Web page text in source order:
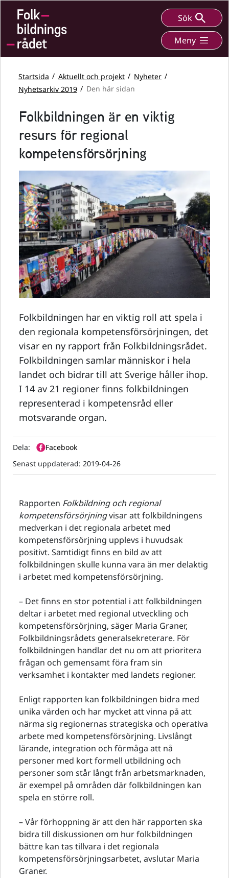
Sök
Meny
Startsida Aktuellt och projekt
Nyheter
Nyhetsarkiv 2019
Den här sidan
Folkbildningen är en viktig
resurs för regional
kompetensförsörjning
Folkbildningen har en viktig roll att spela i
den regionala kompetensförsörjningen, det
visar en ny rapport från Folkbildningsrådet.
Folkbildningen samlar människor i hela
landet och bidrar till att Sverige håller ihop.
I 14 av 21 regioner finns folkbildningen
representerad i kompetensråd eller
motsvarande organ.
Dela:
Facebook
Senast uppdaterad: 2019-04-26
Rapporten Folkbildning och regional
kompetensförsörjningvisar att folkbildningens
medverkan i det regionala arbetet med
kompetensförsörjning upplevs i huvudsak
positivt. Samtidigt finns en bild av att
folkbildningen skulle kunna vara än mer delaktig
i arbetet med kompetensförsörjning.
– Det finns en stor potential i att folkbildningen
deltar i arbetet med regional utveckling och
kompetensförsörjning, säger Maria Graner,
Folkbildningsrådets generalsekreterare. För
folkbildningen handlar det nu om att prioritera
frågan och gemensamt föra fram sin
verksamhet i kontakter med landets regioner.
Enligt rapporten kan folkbildningen bidra med
unika värden och har mycket att vinna på att
närma sig regionernas strategiska och operativa
arbete med kompetensförsörjning. Livslångt
lärande, integration och förmåga att nå
personer med kort formell utbildning och
personer som står långt från arbetsmarknaden,
är exempel på områden där folkbildningen kan
spela en större roll.
– Vår förhoppning är att den här rapporten ska
bidra till diskussionen om hur folkbildningen
bättre kan tas tillvara i det regionala
kompetensförsörjningsarbetet, avslutar Maria
Graner.